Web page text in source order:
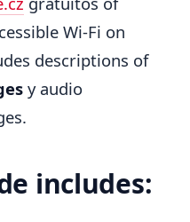
Wi-Fi on
descriptions of
y audio
includes: